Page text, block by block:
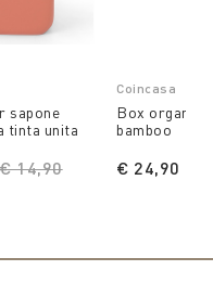
sapone
tinta unita
Price reduced from
€ 14,90to
Coincasa
Box
bamboo
€ 24,90